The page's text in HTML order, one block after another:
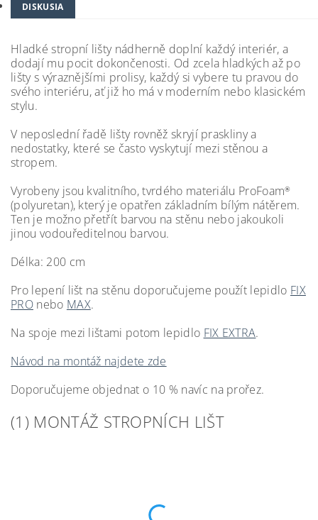
DISKUSIA
Hladké stropní lišty nádherně doplní každý interiér, a
dodají mu pocit dokončenosti. Od zcela hladkých až po
lišty s výraznějšími prolisy, každý si vybere tu pravou do
svého interiéru, ať již ho má v moderním nebo klasickém
stylu.
V neposlední řadě lišty rovněž skryjí praskliny a
nedostatky, které se často vyskytují mezi stěnou a
stropem.
Vyrobeny jsou kvalitního, tvrdého materiálu ProFoam®
(polyuretan), který je opatřen základním bílým nátěrem.
Ten je možno přetřít barvou na stěnu nebo jakoukoli
jinou vodouředitelnou barvou.
Délka: 200 cm
Pro lepení lišt na stěnu doporučujeme použít lepidlo FIX
PROnebo MAX.
Na spoje mezi lištami potom lepidlo FIX EXTRA.
Návod na montáž najdete zde
Doporučujeme objednat o 10 % navíc na prořez.
(1) MONTÁŽ STROPNÍCH LIŠT